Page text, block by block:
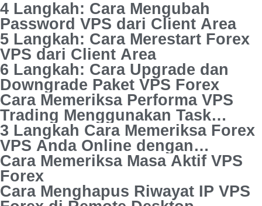
4 Langkah: Cara Mengubah
Password VPS dari Client Area
5 Langkah: Cara Merestart Forex
VPS dari Client Area
6 Langkah: Cara Upgrade dan
Downgrade Paket VPS Forex
Cara Memeriksa Performa VPS
Trading Menggunakan Task
Manager
3 Langkah Cara Memeriksa Forex
VPS Anda Online dengan
Perintah Ping
Cara Memeriksa Masa Aktif VPS
Forex
Cara Menghapus Riwayat IP VPS